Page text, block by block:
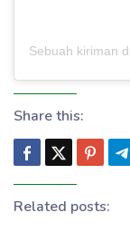
Share this:
Related posts: